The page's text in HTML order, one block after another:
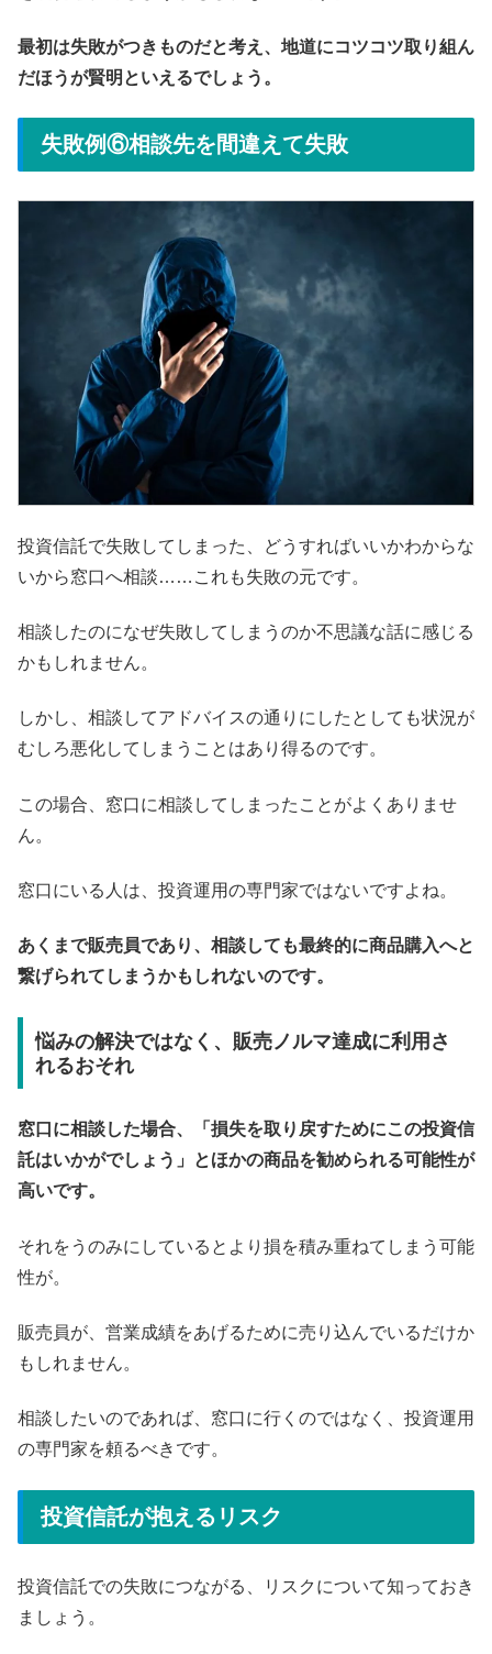
最初は失敗がつきものだと考え、地道にコツコツ取り組ん
だほうが賢明といえるでしょう。
失敗例⑥相談先を間違えて失敗
投資信託で失敗してしまった、どうすればいいかわからな
いから窓口へ相談……これも失敗の元です。
相談したのになぜ失敗してしまうのか不思議な話に感じる
かもしれません。
しかし、相談してアドバイスの通りにしたとしても状況が
むしろ悪化してしまうことはあり得るのです。
この場合、窓口に相談してしまったことがよくありませ
ん。
窓口にいる人は、投資運用の専門家ではないですよね。
あくまで販売員であり、相談しても最終的に商品購入へと
繋げられてしまうかもしれないのです。
悩みの解決ではなく、販売ノルマ達成に利用さ
れるおそれ
窓口に相談した場合、「損失を取り戻すためにこの投資信
託はいかがでしょう」とほかの商品を勧められる可能性が
高いです。
それをうのみにしているとより損を積み重ねてしまう可能
性が。
販売員が、営業成績をあげるために売り込んでいるだけか
もしれません。
相談したいのであれば、窓口に行くのではなく、投資運用
の専門家を頼るべきです。
投資信託が抱えるリスク
投資信託での失敗につながる、リスクについて知っておき
ましょう。